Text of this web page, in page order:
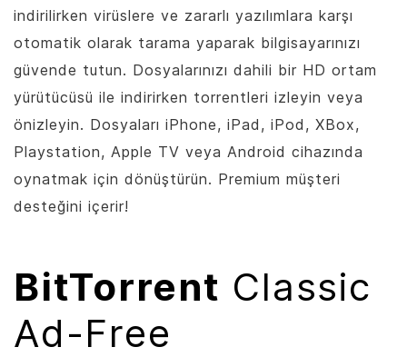
indirilirken virüslere ve zararlı yazılımlara karşı
otomatik olarak tarama yaparak bilgisayarınızı
güvende tutun. Dosyalarınızı dahili bir HD ortam
yürütücüsü ile indirirken torrentleri izleyin veya
önizleyin. Dosyaları iPhone, iPad, iPod, XBox,
Playstation, Apple TV veya Android cihazında
oynatmak için dönüştürün. Premium müşteri
desteğini içerir!
BitTorrent Classic
Ad-Free